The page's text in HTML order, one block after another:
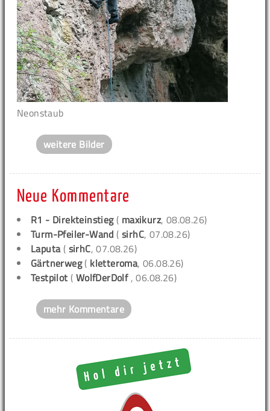
Neonstaub
weitere Bilder
Neue Kommentare
R1 - Direkteinstieg( maxikurz, 08.08.26)
Turm-Pfeiler-Wand (sirhC, 07.08.26)
Laputa( sirhC, 07.08.26)
Gärtnerweg( kletteroma, 06.08.26)
Testpilot ( WolfDerDolf , 06.08.26)
mehr Kommentare